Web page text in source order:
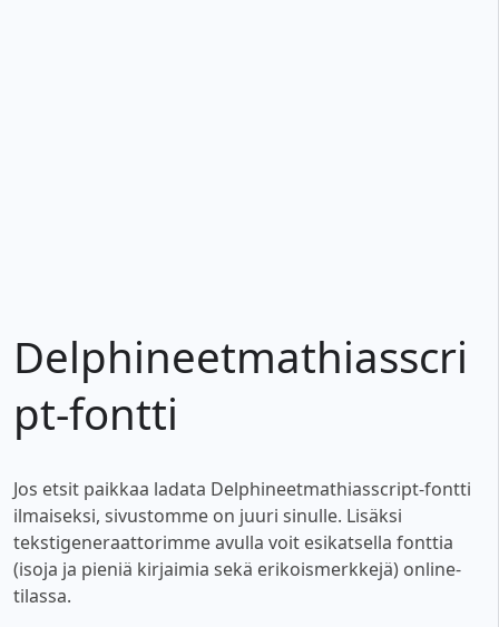
Delphineetmathiasscri
pt-fontti
Jos etsit paikkaa ladata Delphineetmathiasscript-fontti
ilmaiseksi, sivustomme on juuri sinulle. Lisäksi
tekstigeneraattorimme avulla voit esikatsella fonttia
(isoja ja pieniä kirjaimia sekä erikoismerkkejä) online-
tilassa.